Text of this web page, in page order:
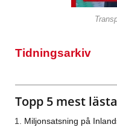
Tidningsarkiv
Topp 5 mest lästa
Miljonsatsning på